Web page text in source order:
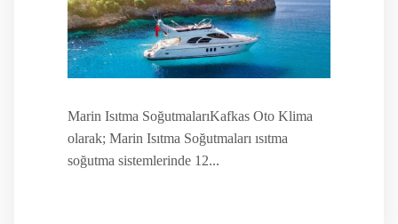
Marin Isıtma SoğutmalarıKafkas Oto Klima
olarak; Marin Isıtma Soğutmaları ısıtma
soğutma sistemlerinde 12...